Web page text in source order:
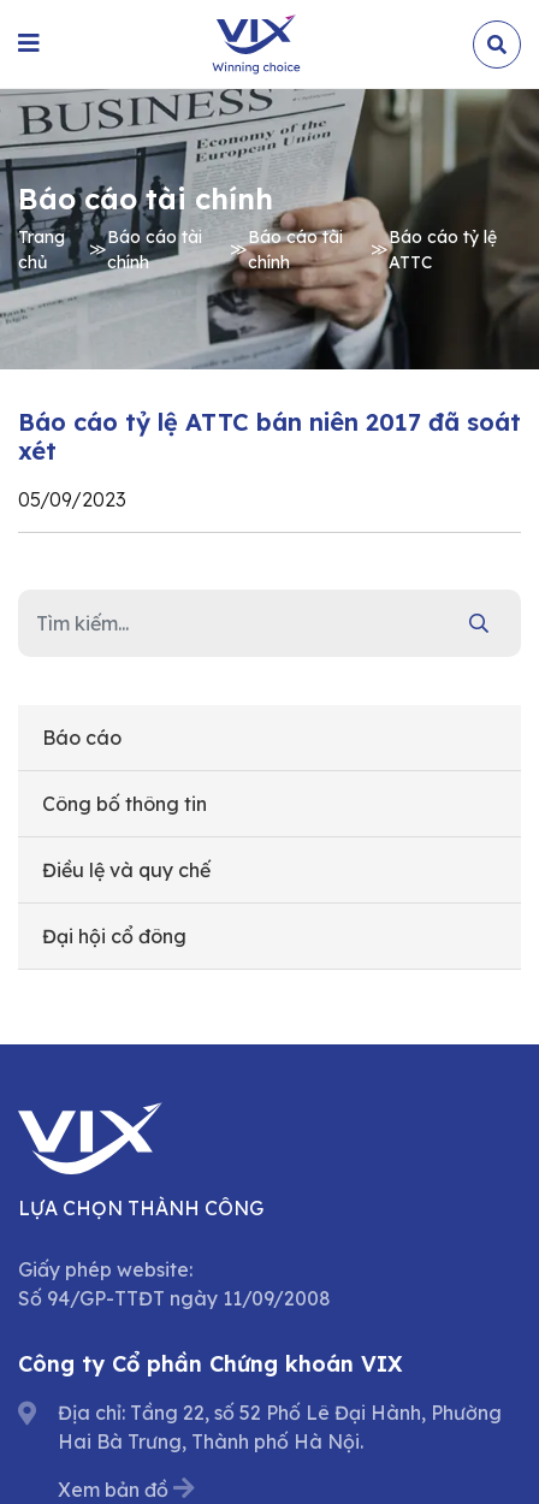
Báo cáo tài chính
Trang
chủ
≫
Báo cáo tài
chính
≫
Báo cáo tài
chính
≫
Báo cáo tỷ lệ
ATTC
Báo cáo
Công bố thông tin
Điều lệ và quy chế
Đại hội cổ đông
Báo cáo tỷ lệ ATTC bán niên 2017 đã soát
xét
05/09/2023
LỰA CHỌN THÀNH CÔNG
Giấy phép website:
Số 94/GP-TTĐT ngày 11/09/2008
Công ty Cổ phần Chứng khoán VIX
Địa chỉ: Tầng 22, số 52 Phố Lê Đại Hành, Phường
Hai Bà Trưng, Thành phố Hà Nội.
Xem bản đồ